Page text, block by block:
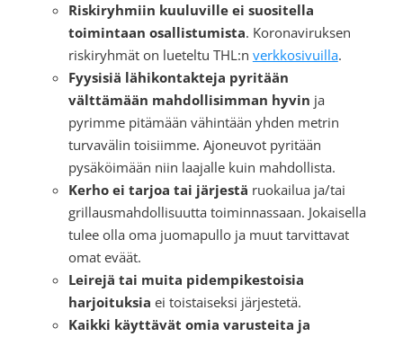
Riskiryhmiin kuuluville ei suositella
toimintaan osallistumista. Koronaviruksen
riskiryhmät on lueteltu THL:n verkkosivuilla.
Fyysisiä lähikontakteja pyritään
välttämään mahdollisimman hyvin ja
pyrimme pitämään vähintään yhden metrin
turvavälin toisiimme. Ajoneuvot pyritään
pysäköimään niin laajalle kuin mahdollista.
Kerho ei tarjoa tai järjestä ruokailua ja/tai
grillausmahdollisuutta toiminnassaan. Jokaisella
tulee olla oma juomapullo ja muut tarvittavat
omat eväät.
Leirejä tai muita pidempikestoisia
harjoituksia ei toistaiseksi järjestetä.
Kaikki käyttävät omia varusteita ja